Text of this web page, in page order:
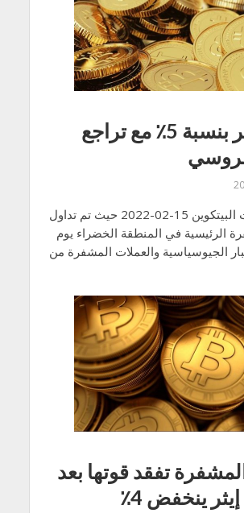
ارتفاع إيثر بنسبة 5٪ مع تراجع
ارتفعت تداولات البيتكوين 15-02-2022 حيث تم تداول
الرئيسية في المنطقة الخضراء يوم
الجيوسياسية والعملات المشفرة من
تفقد قوتها بعد
ينخفض 4٪